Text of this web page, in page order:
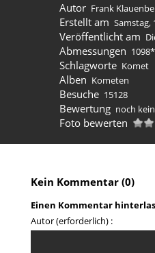
Autor Frank
Erstellt am Samstag,
Veröffentlicht am
Abmessungen
Schlagworte Komet
Alben Kometen
Besuche 15128
Bewertung noch
Foto bewerten
Kein Kommentar (0)
Einen Kommentar
Autor (erforderlich) :